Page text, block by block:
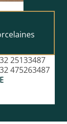
25133487
475263487